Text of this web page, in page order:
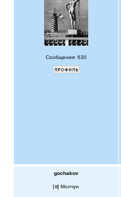
Сообщения: 630
gochakov
[ ] Молчун